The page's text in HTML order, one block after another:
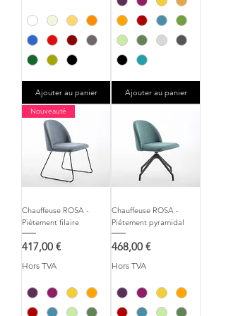
Ajouter au panier Ajouter au panier
Nouveauté
Chauffeuse ROSA -
Piétement filaire
Prix
417,00 €
Hors TVA
Chauffeuse ROSA -
Piétement pyramidal
Prix
468,00 €
Hors TVA